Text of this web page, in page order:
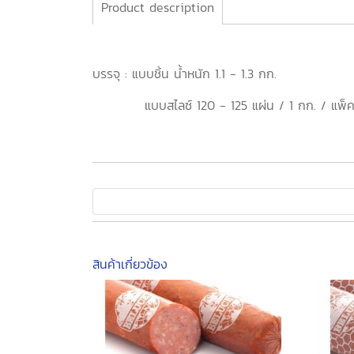
Product description
บรรจุ : แบบชิ้น น้ำหนัก 1.1 - 1.3 กก.
แบบสไลซ์ 120 - 125 แผ่น / 1 กก. / แพ็ค
สินค้าเกี่ยวข้อง